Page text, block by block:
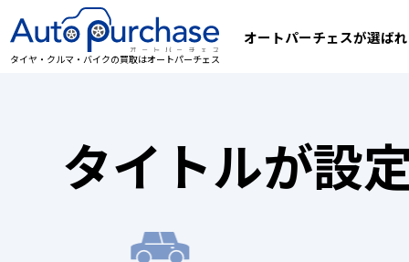
タイヤ・クルマ・バイクの買取はオートパーチェス
オートパーチェスが選ば
タイトルが設